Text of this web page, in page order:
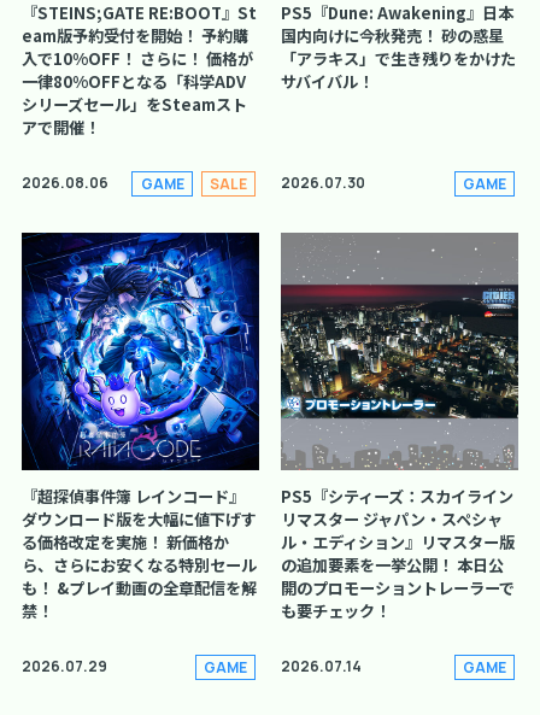
『STEINS;GATE RE:BOOT』St
eam版予約受付を開始！ 予約購
入で10%OFF！ さらに！ 価格が
一律80%OFFとなる「科学ADV
シリーズセール」をSteamスト
アで開催！
2026.08.06 GAME SALE
PS5『Dune: Awakening』日本
国内向けに今秋発売！ 砂の惑星
「アラキス」で生き残りをかけた
サバイバル！
2026.07.30 GAME
『超探偵事件簿 レインコード』
ダウンロード版を大幅に値下げす
る価格改定を実施！ 新価格か
ら、さらにお安くなる特別セール
も！ &プレイ動画の全章配信を解
禁！
2026.07.29 GAME
PS5『シティーズ：スカイライン
リマスター ジャパン・スペシャ
ル・エディション』リマスター版
の追加要素を一挙公開！ 本日公
開のプロモーショントレーラーで
も要チェック！
2026.07.14 GAME